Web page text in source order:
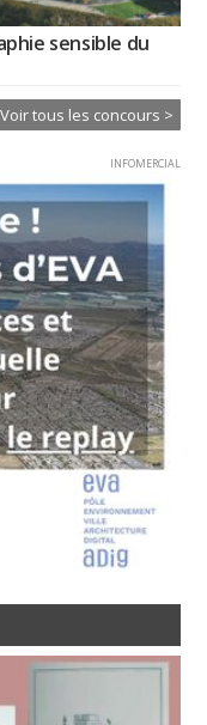
sensible du
Voir tous les concours >
INFOMERCIAL